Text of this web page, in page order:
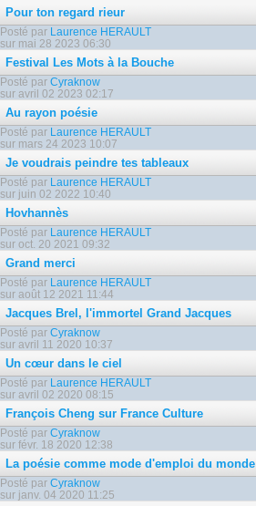
Pour ton regard rieur
Posté par Laurence HERAULT
sur mai 28 2023 06:30
Festival Les Mots à la Bouche
Posté par Cyraknow
sur avril 02 2023 02:17
Au rayon poésie
Posté par Laurence HERAULT
sur mars 24 2023 10:07
Je voudrais peindre tes tableaux
Posté par Laurence HERAULT
sur juin 02 2022 10:40
Hovhannès
Posté par Laurence HERAULT
sur oct. 20 2021 09:32
Grand merci
Posté par Laurence HERAULT
sur août 12 2021 11:44
Jacques Brel, l'immortel Grand Jacques
Posté par Cyraknow
sur avril 11 2020 10:37
Un cœur dans le ciel
Posté par Laurence HERAULT
sur avril 02 2020 08:15
François Cheng sur France Culture
Posté par Cyraknow
sur févr. 18 2020 12:38
La poésie comme mode d'emploi du monde
Posté par Cyraknow
sur janv. 04 2020 11:25